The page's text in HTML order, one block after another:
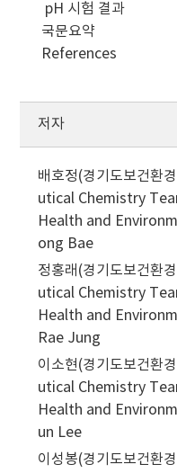
pH 시험 결과
국문요약
References
저자
배호정(경기도보건환
utical Chemistry
Health and
ong Bae
정홍래(경기도보건환
utical Chemistry
Health and
Rae Jung
이소현(경기도보건환
utical Chemistry
Health and
un Lee
이성봉(경기도보건환